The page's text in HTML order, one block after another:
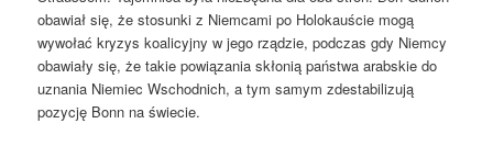
obawiał się, że stosunki z Niemcami po Holokauście mogą
wywołać kryzys koalicyjny w jego rządzie, podczas gdy Niemcy
obawiały się, że takie powiązania skłonią państwa arabskie do
uznania Niemiec Wschodnich, a tym samym zdestabilizują
pozycję Bonn na świecie.